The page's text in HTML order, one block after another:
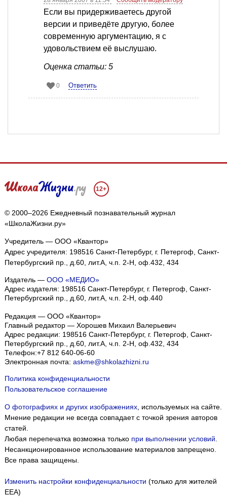
Если вы придерживаетесь другой
версии и приведёте другую, более
современную аргументацию, я с
удовольствием её выслушаю.
Оценка статьи: 5
0 Ответить
12+
© 2000–2026 Ежедневный познавательный журнал
«ШколаЖизни.ру»
Учредитель — ООО «Квантор»
Адрес учредителя: 198516 Санкт-Петербург, г. Петергоф, Санкт-
Петербургский пр., д.60, лит.А, ч.п. 2-Н, оф.432, 434
Издатель — ООО «МЕДИО»
Адрес издателя: 198516 Санкт-Петербург, г. Петергоф, Санкт-
Петербургский пр., д.60, лит.А, ч.п. 2-Н, оф.440
Редакция — ООО «Квантор»
Главный редактор — Хорошев Михаил Валерьевич
Адрес редакции: 198516 Санкт-Петербург, г. Петергоф, Санкт-
Петербургский пр., д.60, лит.А, ч.п. 2-Н, оф.432, 434
Телефон:+7 812 640-06-60
Электронная почта: askme@shkolazhizni.ru
Политика конфиденциальности
Пользовательское соглашение
О фотографиях и других изображениях, используемых на сайте.
Мнение редакции не всегда совпадает с точкой зрения авторов
статей.
Любая перепечатка возможна только при выполнении условий.
Несанкционированное использование материалов запрещено.
Все права защищены.
Изменить настройки конфиденциальности (только для жителей
EEA)